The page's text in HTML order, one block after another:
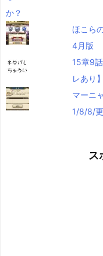
ほこら
4月版
15章9
レあり】
マーニ
1/8/8/更
ス